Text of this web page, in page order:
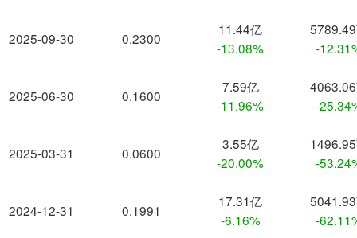
2025-09-30
2025-06-30
2025-03-31
2024-12-31
0.2300
11.44亿
-13.08%
-
0.1600
7.59亿
-11.96%
-
0.0600
3.55亿
-20.00%
-
0.1991
17.31亿
-6.16%
-